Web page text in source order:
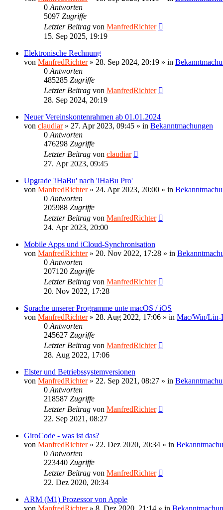
0 Antworten
5097 Zugriffe
Letzter Beitrag von ManfredRichter
15. Sep 2025, 19:19
Elektronische Rechnung
von ManfredRichter» 28. Sep 2024, 20:19 » in
0 Antworten
485285 Zugriffe
Letzter Beitrag von ManfredRichter
28. Sep 2024, 20:19
Neuer Vereinskontenrahmen ab 01.01.2024
von claudiar» 27. Apr 2023, 09:45 » in Bekanntmachungen
0 Antworten
476298 Zugriffe
Letzter Beitrag von claudiar
27. Apr 2023, 09:45
Upgrade 'iHaBu' nach 'iHaBu Pro'
von ManfredRichter» 24. Apr 2023, 20:00 » in
0 Antworten
205988 Zugriffe
Letzter Beitrag von ManfredRichter
24. Apr 2023, 20:00
Mobile Apps und iCloud-Synchronisation
von ManfredRichter» 20. Nov 2022, 17:28 » in
0 Antworten
207120 Zugriffe
Letzter Beitrag von ManfredRichter
20. Nov 2022, 17:28
Sprache unserer Programme unte macOS / iOS
von ManfredRichter» 28. Aug 2022, 17:06 » in Mac/Win/Lin-
0 Antworten
245627 Zugriffe
Letzter Beitrag von ManfredRichter
28. Aug 2022, 17:06
Elster und Betriebssystemversionen
von ManfredRichter» 22. Sep 2021, 08:27 » in
0 Antworten
218587 Zugriffe
Letzter Beitrag von ManfredRichter
22. Sep 2021, 08:27
GiroCode - was ist das?
von ManfredRichter» 22. Dez 2020, 20:34 » in
0 Antworten
223440 Zugriffe
Letzter Beitrag von ManfredRichter
22. Dez 2020, 20:34
ARM (M1) Prozessor von Apple
von ManfredRichter» 8. Dez 2020, 21:14 » in